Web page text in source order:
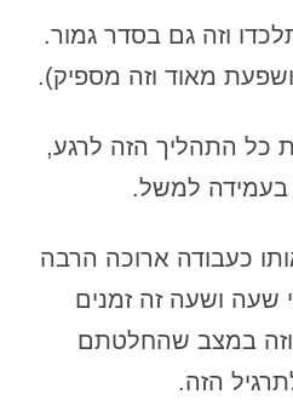
וזה גם בסדר גמור.
מאוד וזה מספיק).
כל התהליך הזה לרגע,
למשל.
כעבודה ארוכה הרבה
חצי שעה ושעה זה זמנים
וזה במצב שהחלטתם
הזה.